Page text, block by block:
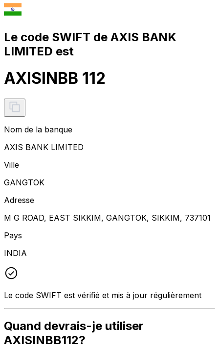
Le code SWIFT de AXIS BANK
LIMITED est
AXISINBB 112
Nom de la banque
AXIS BANK LIMITED
Ville
GANGTOK
Adresse
M G ROAD, EAST SIKKIM, GANGTOK, SIKKIM, 737101
Pays
INDIA
Le code SWIFT est vérifié et mis à jour régulièrement
Quand devrais-je utiliser
AXISINBB112?